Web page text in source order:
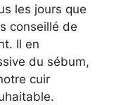
les jours que
conseillé de
Il en
du sébum,
cuir